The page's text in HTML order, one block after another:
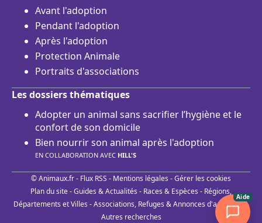
Avant l'adoption
Pendant l'adoption
Après l'adoption
Protection Animale
Portraits d'associations
Les dossiers thématiques
Adopter un animal sans sacrifier l’hygiène et le
confort de son domicile
Bien nourrir son animal après l'adoption
EN COLLABORATION AVEC HILL'S
© Animaux.fr - Flux RSS - Mentions légales -Gérer les cookies
Plan du site-Guides & Actualités - Races & Espèces - Régions,
Départements et Villes -Associations, Refuges & Annonces d'adoptions-
Autres recherches
Aide